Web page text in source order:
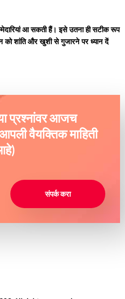
आ सकती हैं। इसे उतना ही सटीक रूप
शांति और खुशी से गुजारने पर ध्यान दें
प्रश्नांवर आजच
वैयक्तिक माहिती
संपर्क करा